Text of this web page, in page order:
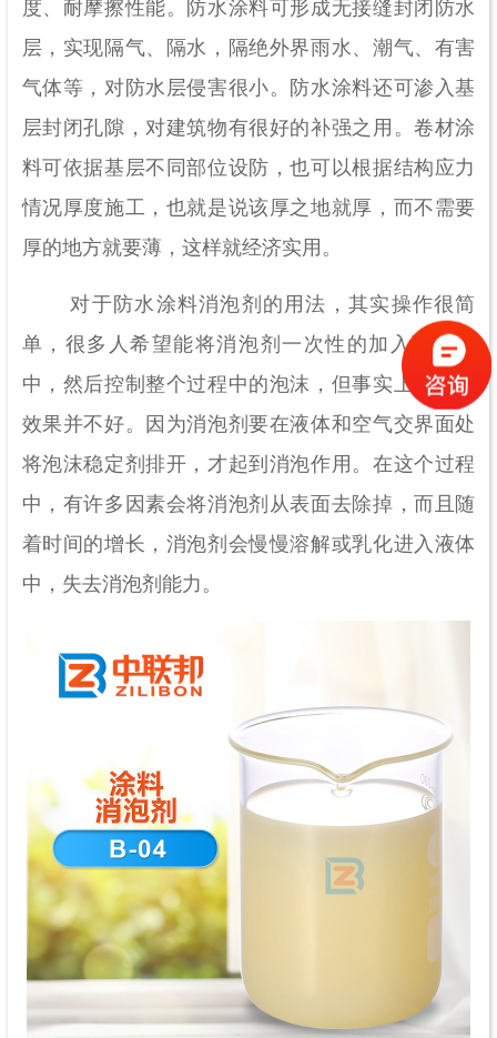
度、耐摩擦性能。防水涂料可形成无接缝封闭防水
层，实现隔气、隔水，隔绝外界雨水、潮气、有害
气体等，对防水层侵害很小。防水涂料还可渗入基
层封闭孔隙，对建筑物有很好的补强之用。卷材涂
料可依据基层不同部位设防，也可以根据结构应力
情况厚度施工，也就是说该厚之地就厚，而不需要
厚的地方就要薄，这样就经济实用。
对于防水涂料消泡剂的用法，其实操作很简
单，很多人希望能将消泡剂一次性的加入到溶液
中，然后控制整个过程中的泡沫，但事实上这样的
效果并不好。因为消泡剂要在液体和空气交界面处
将泡沫稳定剂排开，才起到消泡作用。在这个过程
中，有许多因素会将消泡剂从表面去除掉，而且随
着时间的增长，消泡剂会慢慢溶解或乳化进入液体
中，失去消泡剂能力。